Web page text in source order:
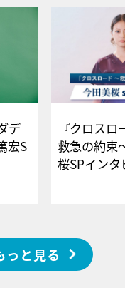
デ
宏S
ー
『クロス
救急の約束
桜SPイ
っと見る